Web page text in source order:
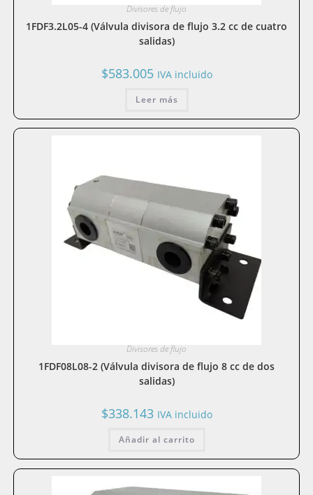
Divisores de flujo
1FDF3.2L05-4 (Válvula divisora de flujo 3.2 cc de cuatro
salidas)
$583.005 IVA incluido
Leer más
Divisores de flujo
1FDF08L08-2 (Válvula divisora de flujo 8 cc de dos
salidas)
$338.143 IVA incluido
Añadir al carrito